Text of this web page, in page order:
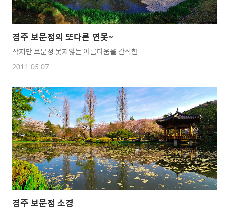
경주 보문정의 또다른 연못~
작지만 보문정 못지않는 아름다움을 간직한..
2011.05.07
경주 보문정 소경